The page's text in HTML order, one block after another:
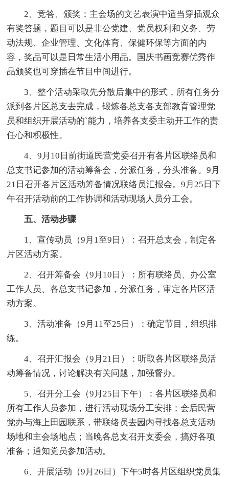
2、竞答、颁奖：主会场的文艺表演中适当穿插观众
有奖答题，题目可以是非公党建、党员权利和义务、劳
动法规、企业管理、文化体育、保健环保等方面的内
容，奖品可以是日常生活小用品。国庆书画竞赛优秀作
品颁奖也可穿插在节目中间进行。
3、整个活动采取先分散后集中的形式，所有任务分
派到各片区总支去完成，锻炼各总支各支部教育管理党
员和组织开展活动的`能力，培养各支委主动开工作的责
任心和积极性。
4、9月10日前街道民营党委召开有各片区联络员和
总支书记参加的活动筹备会，分派任务，分头准备。9月
21日召开各片区活动筹备情况联络员汇报会。9月25日下
午召开活动前的工作协调和活动现场人员分工会。
五、活动步骤
1、宣传动员（9月1至9日）：召开总支会，制定各
片区活动方案。
2、召开筹备会（9月10日）：所有联络员、办公室
工作人员、各总支书记参加，分派任务，审定各片区活
动方案。
3、活动准备（9月11至25日）：确定节目，组织排
练。
4、召开汇报会（9月21日）：听取各片区联络员活
动筹备情况，讨论解决有关问题，加强督办。
5、召开分工会（9月25日下午）：各片区联络员和
所有工作人员参加，进行活动现场分工安排；会后民营
党办与海上田园联系，带联络员去园内寻找各总支活动
场地和主会场地点；当晚各总支召开支委会，搞好各项
准备；通知党员参加活动。
6、开展活动（9月26日）下午5时各片区组织党员集